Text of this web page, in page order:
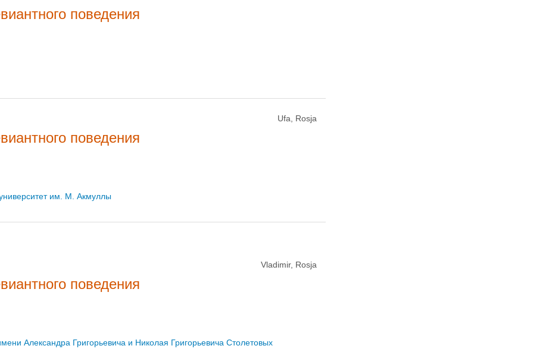
поведения
Ufa, Rosja
поведения
им. М. Акмуллы
Vladimir, Rosja
поведения
Александра Григорьевича и Николая Григорьевича Столетовых